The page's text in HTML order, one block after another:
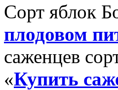
Сорт яблок
плодовом
саженцев
«Купить